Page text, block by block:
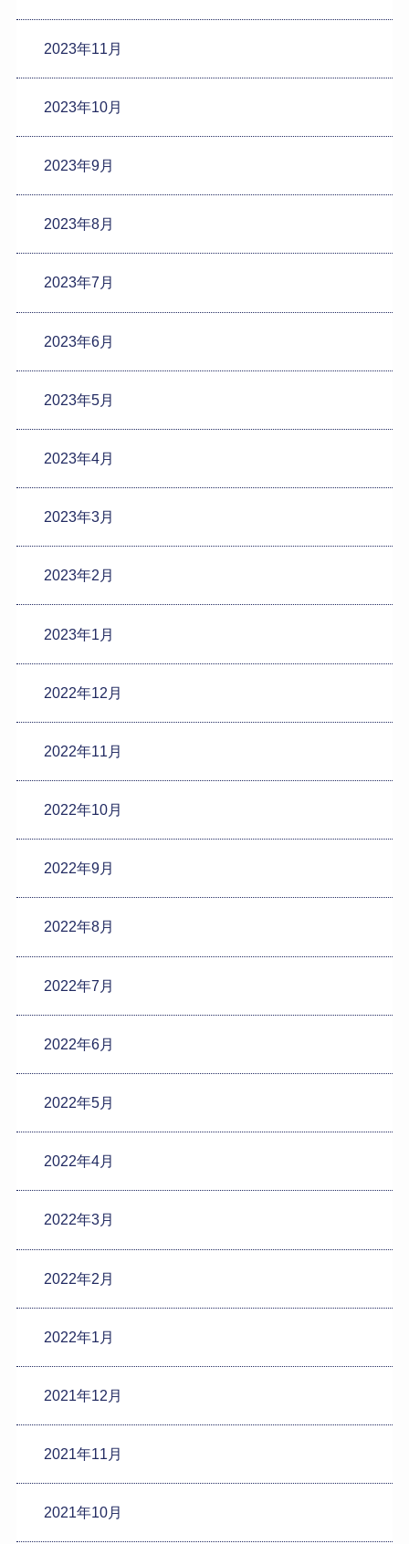
2023年11月
2023年10月
2023年9月
2023年8月
2023年7月
2023年6月
2023年5月
2023年4月
2023年3月
2023年2月
2023年1月
2022年12月
2022年11月
2022年10月
2022年9月
2022年8月
2022年7月
2022年6月
2022年5月
2022年4月
2022年3月
2022年2月
2022年1月
2021年12月
2021年11月
2021年10月